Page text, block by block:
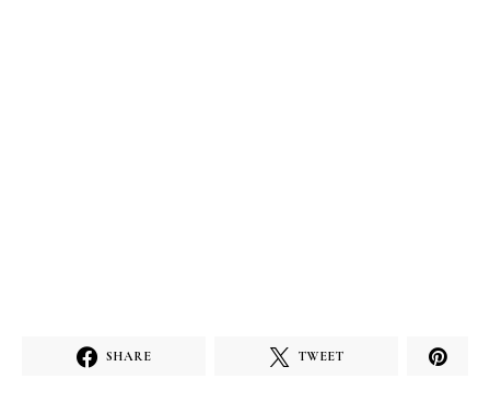
SHARE TWEET